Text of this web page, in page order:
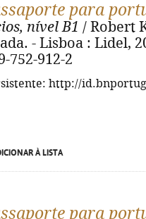
para
nível B1 / Robert
- Lisboa : Lidel,
752-912-2
http://
À LISTA
para